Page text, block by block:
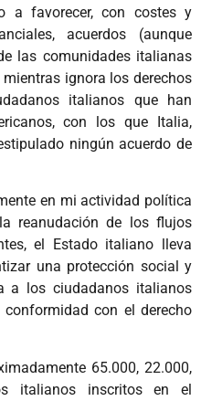
a favorecer, con costes y
acuerdos (aunque
las comunidades italianas
ignora los derechos
italianos que han
con los que Italia,
ningún acuerdo de
en mi actividad política
reanudación de los flujos
el Estado italiano lleva
una protección social y
a los ciudadanos italianos
conformidad con el derecho
65.000, 22.000,
italianos inscritos en el